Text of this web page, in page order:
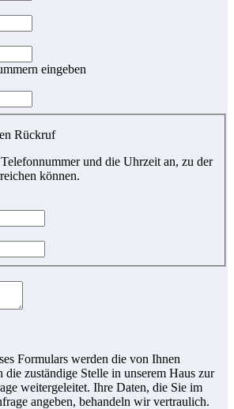
eingeben
Rückruf
und die Uhrzeit an, zu der
können.
Formulars werden die von Ihnen
die zuständige Stelle in unserem Haus zur
weitergeleitet. Ihre Daten, die Sie im
angeben, behandeln wir vertraulich.